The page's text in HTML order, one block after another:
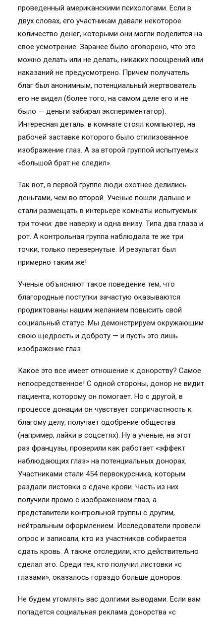
проведенный американскими психологами. Если в
двух словах, его участникам давали некоторое
количество денег, которыми они могли поделится на
свое усмотрение. Заранее было оговорено, что это
можно делать или не делать, никаких поощрений или
наказаний не предусмотрено. Причем получатель
благ был анонимным, потенциальный жертвователь
его не видел (более того, на самом деле его и не
было — деньги забирал экспериментатор).
Интересная деталь: в комнате стоял компьютер, на
рабочей заставке которого было стилизованное
изображение глаз. А за второй группой испытуемых
«большой брат не следил».
Так вот, в первой группе люди охотнее делились
деньгами, чем во второй. Ученые пошли дальше и
стали размещать в интерьере комнаты испытуемых
три точки: две наверху и одна внизу. Типа два глаза и
рот. А контрольная группа наблюдала те же три
точки, только перевернутые. И результат был
примерно таким же!
Ученые объясняют такое поведение тем, что
благородные поступки зачастую оказываются
продиктованы нашим желанием повысить свой
социальный статус. Мы демонстрируем окружающим
свою щедрость и доброту — и пусть это лишь
изображение глаз.
Какое это все имеет отношение к донорству? Самое
непосредственное! С одной стороны, донор не видит
пациента, которому он помогает. Но с другой, в
процессе донации он чувствует сопричастность к
благому делу, получает одобрение общества
(например, лайки в соцсетях). Ну а ученые, на этот
раз французы, проверили как работает «эффект
наблюдающих глаз» на потенциальных донорах.
Участниками стали 454 первокурсника, которым
раздали листовки о сдаче крови. Часть из них
получили промо с изображением глаз, а
представители контрольной группы с другим,
нейтральным оформлением. Исследователи провели
опрос и записали, кто из участников собирается
сдать кровь. А также отследили, кто действительно
сделал это. Среди тех, кто получил листовки «с
глазами», оказалось гораздо больше доноров.
Не будем утомлять вас долгими выводами. Если вам
попадется социальная реклама донорства «с